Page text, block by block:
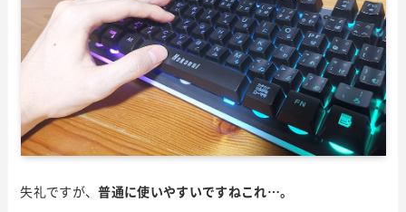
失礼ですが、普通に使いやすいですねこれ…。